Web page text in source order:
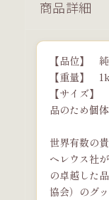
商品詳細
【品位】
【重量】
【サイズ
品のため個
世界有数の
ヘレウス社
の卓越した
協会）のグ